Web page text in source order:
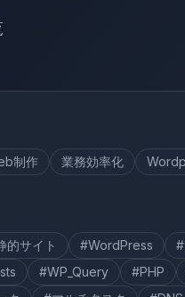
制作 業務効率化
的サイト #WordPress
#WP_Query #PHP